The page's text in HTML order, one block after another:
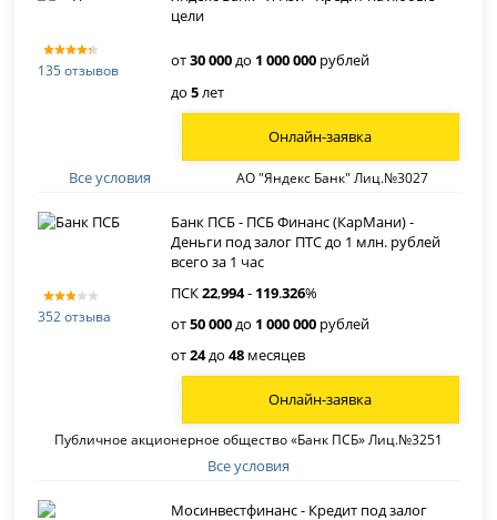
135 отзывов
цели
от30 000до 1 000 000 рублей
до5лет
Все условия АО "Яндекс Банк" Лиц.№3027
Онлайн-заявка
352 отзыва
Банк ПСБ - ПСБ Финанс (КарМани) -
Деньги под залог ПТС до 1 млн. рублей
всего за 1 час
ПСК22,994- 119.326%
от50 000до 1 000 000 рублей
от24до48 месяцев
Все условия
Публичное акционерное общество «Банк ПСБ» Лиц.№3251
Онлайн-заявка
Мосинвестфинанс - Кредит под залог